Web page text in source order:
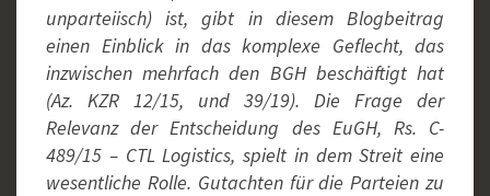
unparteiisch) ist, gibt in diesem Blogbeitrag
einen Einblick in das komplexe Geflecht, das
inzwischen mehrfach den BGH beschäftigt hat
(Az. KZR 12/15, und 39/19). Die Frage der
Relevanz der Entscheidung des EuGH, Rs. C-
489/15 – CTL Logistics, spielt in dem Streit eine
wesentliche Rolle. Gutachten für die Parteien zu